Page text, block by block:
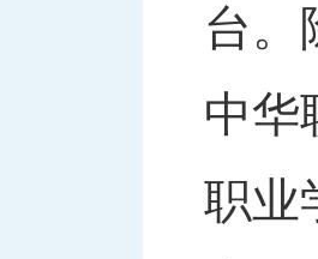
台。
中华
职业